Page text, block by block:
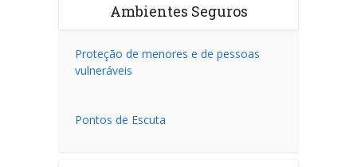
Ambientes Seguros
Proteção de menores e de pessoas
vulneráveis
Pontos de Escuta